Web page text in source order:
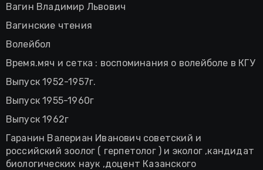
Вагин Владимир Львович
Вагинские чтения
Волейбол
Время.мяч и сетка : воспоминания о волейболе в КГУ
Выпуск 1952-1957г.
Выпуск 1955-1960г
Выпуск 1962г
Гаранин Валериан Иванович советский и
российский зоолог ( герпетолог ) и эколог ,кандидат
биологических наук ,доцент Казанского